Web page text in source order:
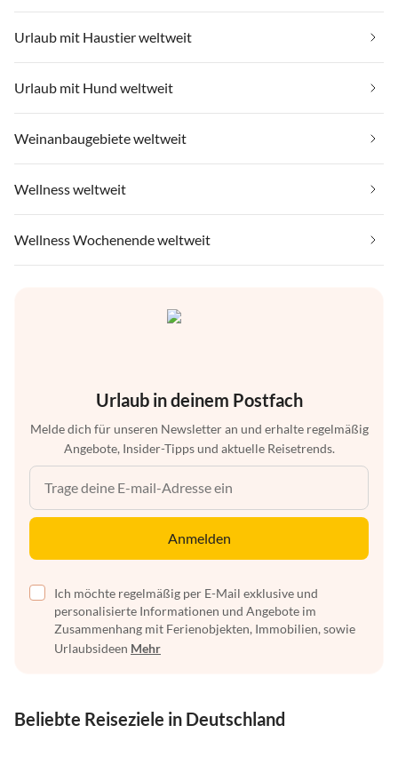
Urlaub mit Haustier weltweit
Urlaub mit Hund weltweit
Weinanbaugebiete weltweit
Wellness weltweit
Wellness Wochenende weltweit
Urlaub in deinem Postfach
Melde dich für unseren Newsletter an und erhalte regelmäßig
Angebote, Insider-Tipps und aktuelle Reisetrends.
Anmelden
Ich möchte regelmäßig per E-Mail exklusive und
personalisierte Informationen und Angebote im
Zusammenhang mit Ferienobjekten, Immobilien, sowie
Urlaubsideen Mehr
Beliebte Reiseziele in Deutschland